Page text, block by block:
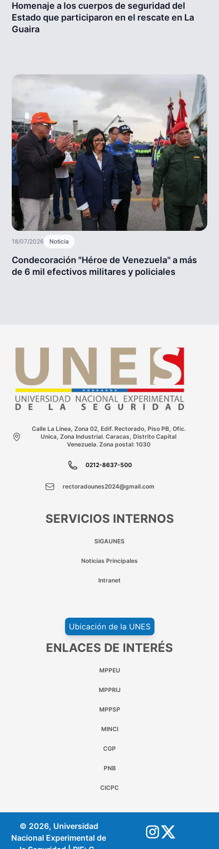
Homenaje a los cuerpos de seguridad del
Estado que participaron en el rescate en La
Guaira
18/07/2026 Noticia
Condecoración "Héroe de Venezuela" a más
de 6 mil efectivos militares y policiales
Calle La Línea, Zona 02, Edif. Rectorado, Piso PB, Ofic.
Unica, Zona Industrial. Caracas, Distrito Capital
Venezuela. Zona postal: 1030
0212-8637-500
rectoradounes2024@gmail.com
SERVICIOS INTERNOS
SIGAUNES
Noticias Principales
Intranet
Ubicación de la UNES
ENLACES DE INTERÉS
MPPEU
MPPRIJ
MPPSP
MINCI
CGP
PNB
CICPC
© 2026, Universidad
Nacional Experimental de